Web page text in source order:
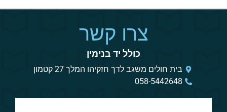
צרו קשר
כולל יד בנימין
בית חולים משגב לדך חזקיהו המלך 27 קטמון
058-5442648